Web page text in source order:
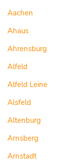
Aachen
Ahaus
Ahrensburg
Alfeld
Alfeld Leine
Alsfeld
Altenburg
Arnsberg
Arnstadt